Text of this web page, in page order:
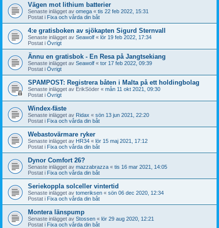
Vägen mot lithium batterier
Senaste inlägget av omega « tis 22 feb 2022, 15:31
Postat i Fixa och vårda din båt
4:e gratisboken av sjökapten Sigurd Sternvall
Senaste inlägget av Seawolf « lör 19 feb 2022, 17:34
Postat i Övrigt
Ännu en gratisbok - En Resa på Jangtsekiang
Senaste inlägget av Seawolf « tor 17 feb 2022, 09:39
Postat i Övrigt
SPAMPOST: Registrera båten i Malta på ett holdingbolag
Senaste inlägget av ErikSöder « mån 11 okt 2021, 09:30
Postat i Övrigt
Windex-fäste
Senaste inlägget av Ridax « sön 13 jun 2021, 22:20
Postat i Fixa och vårda din båt
Webastovärmare ryker
Senaste inlägget av HR34 « lör 15 maj 2021, 17:12
Postat i Fixa och vårda din båt
Dynor Comfort 26?
Senaste inlägget av mazzabrazza « tis 16 mar 2021, 14:05
Postat i Fixa och vårda din båt
Seriekoppla solceller vintertid
Senaste inlägget av tomeriksen « sön 06 dec 2020, 12:34
Postat i Fixa och vårda din båt
Montera länspump
Senaste inlägget av Stossen « lör 29 aug 2020, 12:21
Postat i Fixa och vårda din båt